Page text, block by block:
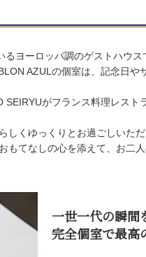
ヨーロッパ調のゲストハウス
AZULの個室は、記念日や
がフランス料理レスト
しくゆっくりとお過ごしいた
もてなしの心を添えて、お二
一世一代の瞬間
完全個室で最高